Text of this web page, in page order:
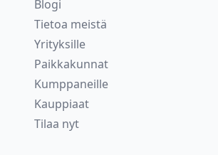
Blogi
Tietoa meistä
Yrityksille
Paikkakunnat
Kumppaneille
Kauppiaat
Tilaa nyt